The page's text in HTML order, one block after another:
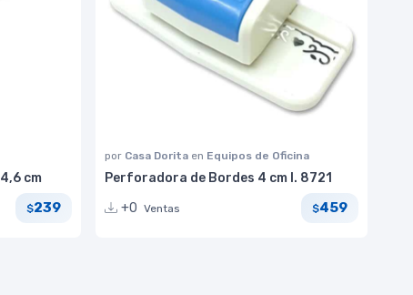
cm
$239
por Casa Dorita en Equipos de Oficina
Perforadora de Bordes 4 cm I. 8721
+0 Ventas $459